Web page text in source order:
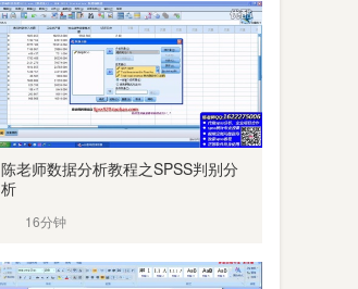
陈老师数据分析教程之SPSS判别分
析
16分钟